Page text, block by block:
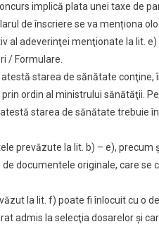
implică plata unei taxe de
de înscriere se va menționa
al adeverinţei menţionate la lit.
/ Formulare.
starea de sănătate conţine,
ordin al ministrului sănătăţii.
starea de sănătate trebuie
prevăzute la lit. b) – e),
documentele originale, care se
la lit. f) poate fi înlocuit cu o
admis la selecţia dosarelor şi